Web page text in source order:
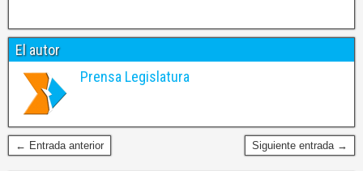
El autor
Prensa Legislatura
← Entrada anterior Siguiente entrada →